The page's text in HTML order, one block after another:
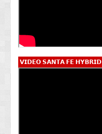
𝗩𝗜𝗗𝗘𝗢 𝗦𝗔𝗡𝗧𝗔 𝗙𝗘 𝗛𝗬𝗕𝗥𝗜𝗗